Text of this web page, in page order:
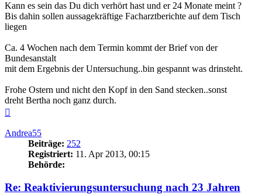
Kann es sein das Du dich verhört hast und er 24 Monate meint ?
Bis dahin sollen aussagekräftige Facharztberichte auf dem Tisch
liegen
Ca. 4 Wochen nach dem Termin kommt der Brief von der
Bundesanstalt
mit dem Ergebnis der Untersuchung..bin gespannt was drinsteht.
Frohe Ostern und nicht den Kopf in den Sand stecken..sonst
dreht Bertha noch ganz durch.
Andrea55
Beiträge: 252
Registriert: 11. Apr 2013, 00:15
Behörde:
Re: Reaktivierungsuntersuchung nach 23 Jahren